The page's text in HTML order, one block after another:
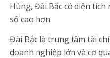
Hùng, Đài Bắc có diện
số cao hơn.
Đài Bắc là trung tâm tài
doanh nghiệp lớn và cơ